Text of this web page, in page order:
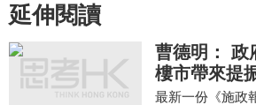
延伸閱讀
曹德明： 政
樓市帶來提
最新一份《施政